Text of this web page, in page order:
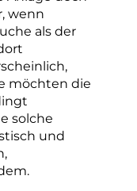
wenn
als der
möchten die
solche
und